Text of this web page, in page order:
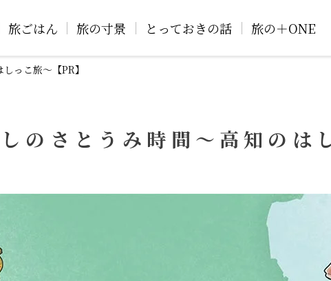
旅ごはん 旅の寸景 とっておきの話 旅の＋ONE
っこ旅〜【PR】
のさとうみ時間〜高知のは